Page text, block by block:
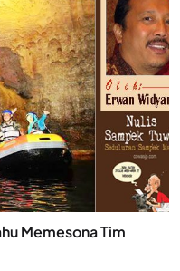
Memesona Tim